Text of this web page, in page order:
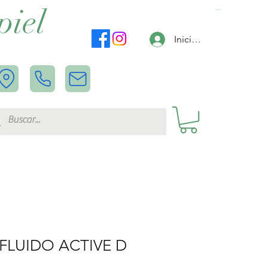
Carrito
Iniciar sesión
ACTIVE D